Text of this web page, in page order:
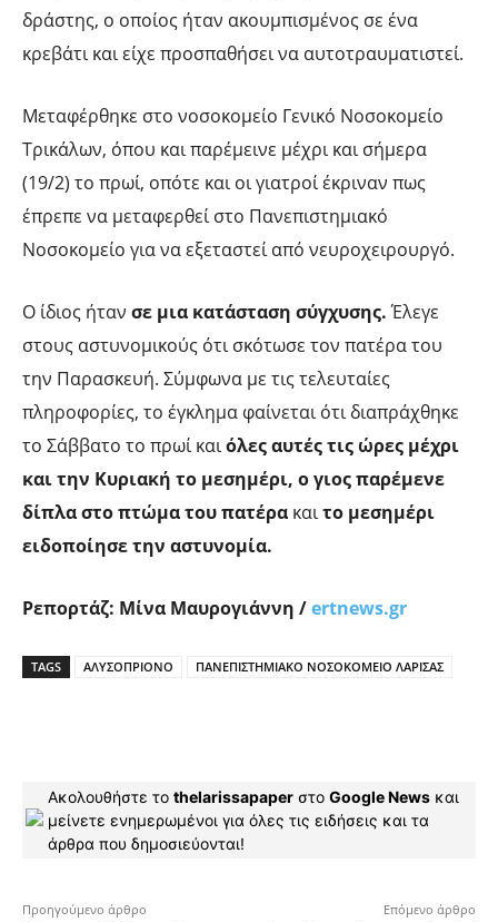
δράστης, ο οποίος ήταν ακουμπισμένος σε ένα
κρεβάτι και είχε προσπαθήσει να αυτοτραυματιστεί.
Μεταφέρθηκε στο νοσοκομείο Γενικό Νοσοκομείο
Τρικάλων, όπου και παρέμεινε μέχρι και σήμερα
(19/2) το πρωί, οπότε και οι γιατροί έκριναν πως
έπρεπε να μεταφερθεί στο Πανεπιστημιακό
Νοσοκομείο για να εξεταστεί από νευροχειρουργό.
Ο ίδιος ήταν σε μια κατάσταση σύγχυσης.Έλεγε
στους αστυνομικούς ότι σκότωσε τον πατέρα του
την Παρασκευή. Σύμφωνα με τις τελευταίες
πληροφορίες, το έγκλημα φαίνεται ότι διαπράχθηκε
το Σάββατο το πρωί καιόλες αυτές τις ώρες μέχρι
και την Κυριακή το μεσημέρι, ο γιος παρέμενε
δίπλα στο πτώμα του πατέρα καιτο μεσημέρι
ειδοποίησε την αστυνομία.
Ρεπορτάζ: Μίνα Μαυρογιάννη /ertnews.gr
TAGS ΑΛΥΣΟΠΡΙΟΝΟ ΠΑΝΕΠΙΣΤΗΜΙΑΚΟ ΝΟΣΟΚΟΜΕΙΟ ΛΑΡΙΣΑΣ
Ακολουθήστε το thelarissapaper στο Google News και
μείνετε ενημερωμένοι για όλες τις ειδήσεις και τα
άρθρα που δημοσιεύονται!
Προηγούμενο άρθρο Επόμενο άρθρο